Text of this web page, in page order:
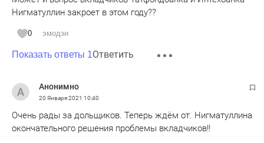
Нигматуллин закроет в этом году??
0 эмодзи
Показать ответы 1Ответить
Анонимно
20 Января 2021 10:40
Очень рады за дольщиков. Теперь ждём от. Нигматуллина
окончательного решения проблемы вкладчиков!!